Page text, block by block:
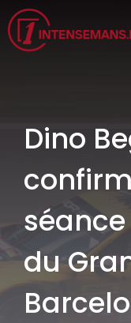
Aller
au
contenu
Dino
séance
du